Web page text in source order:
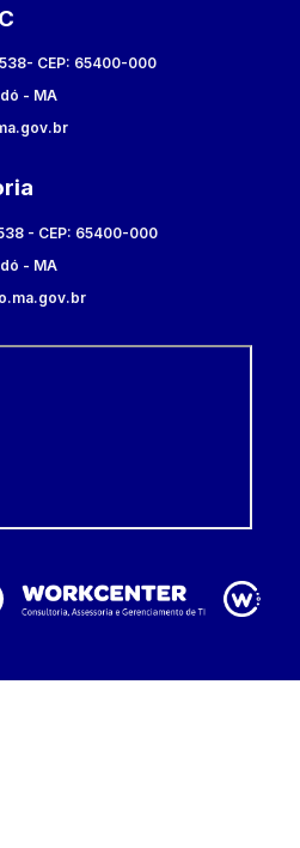
- CEP: 65400-000
- MA
- CEP: 65400-000
- MA